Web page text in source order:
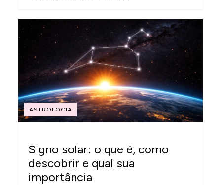
ASTROLOGIA
Signo solar: o que é, como
descobrir e qual sua
importância